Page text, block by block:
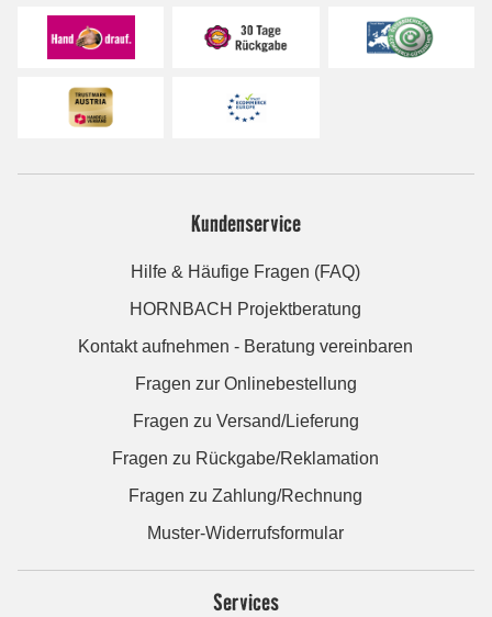
Kundenservice
Hilfe & Häufige Fragen (FAQ)
HORNBACH Projektberatung
Kontakt aufnehmen - Beratung vereinbaren
Fragen zur Onlinebestellung
Fragen zu Versand/Lieferung
Fragen zu Rückgabe/Reklamation
Fragen zu Zahlung/Rechnung
Muster-Widerrufsformular
Services